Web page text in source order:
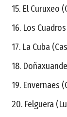
15. El Curuxeo
16. Los
17. La Cuba
18.
19. Envernaes
20. Felguera